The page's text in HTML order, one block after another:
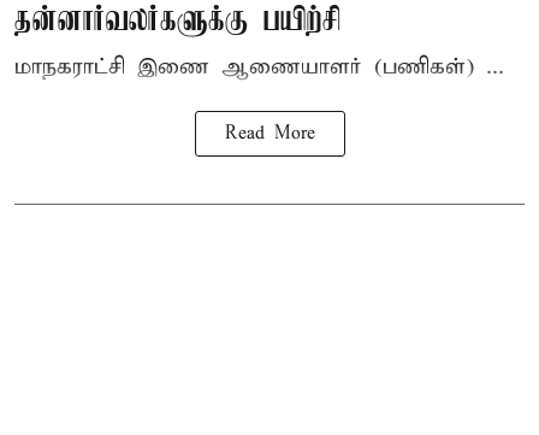
தன்னார்வலர்களுக்கு பயிற்சி
மாநகராட்சி இணை ஆணையாளர் (பணிகள்) ...
Read More